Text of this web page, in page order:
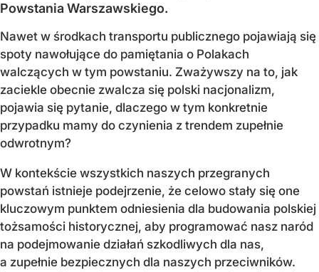
Powstania Warszawskiego.
Nawet w środkach transportu publicznego pojawiają się
spoty nawołujące do pamiętania o Polakach
walczących w tym powstaniu. Zważywszy na to, jak
zaciekle obecnie zwalcza się polski nacjonalizm,
pojawia się pytanie, dlaczego w tym konkretnie
przypadku mamy do czynienia z trendem zupełnie
odwrotnym?
W kontekście wszystkich naszych przegranych
powstań istnieje podejrzenie, że celowo stały się one
kluczowym punktem odniesienia dla budowania polskiej
tożsamości historycznej, aby programować nasz naród
na podejmowanie działań szkodliwych dla nas,
a zupełnie bezpiecznych dla naszych przeciwników.